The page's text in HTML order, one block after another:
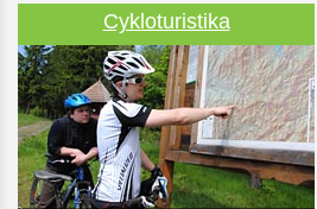
Cykloturistika